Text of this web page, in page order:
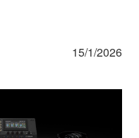
15/1/2026